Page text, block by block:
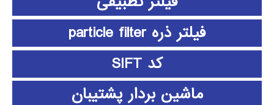
فیلتر ذره particle filter
کد SIFT
ماشین بردار پشتیبان